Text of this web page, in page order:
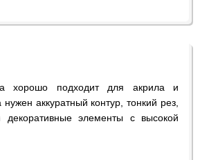
хорошо подходит для акрила и
нужен аккуратный контур, тонкий рез,
декоративные элементы с высокой